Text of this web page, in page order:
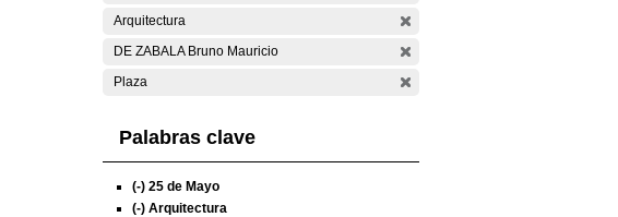
Arquitectura
DE ZABALA Bruno Mauricio
Plaza
Palabras clave
(-) 25 de Mayo
(-) Arquitectura